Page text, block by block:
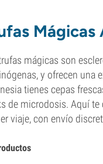
Mágicas
mágicas son
y ofrecen una
tienes cepas
de microdosis. Aquí
viaje, con envío